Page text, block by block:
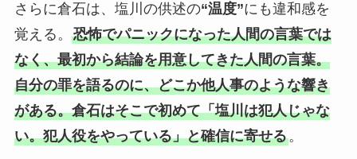
さらに倉石は、塩川の供述の“温度”にも違和感を
覚える。 恐怖でパニックになった人間の言葉では
なく、最初から結論を用意してきた人間の言葉。
自分の罪を語るのに、どこか他人事のような響き
がある。倉石はそこで初めて「塩川は犯人じゃな
い。犯人役をやっている」と確信に寄せる。